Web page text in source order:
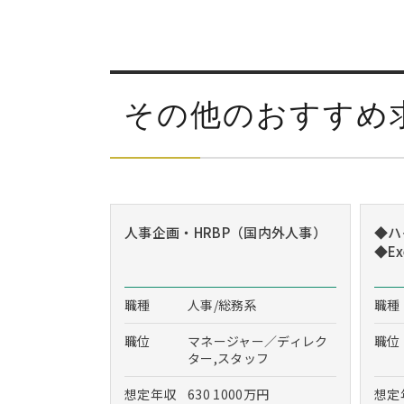
その他のおすすめ
人事企画・HRBP（国内外人事）
職種
人事/総務系
職位
マネージャー／ディレク
ター,スタッフ
想定年収
630 1000万円
◆ハ
職種
職位
想定